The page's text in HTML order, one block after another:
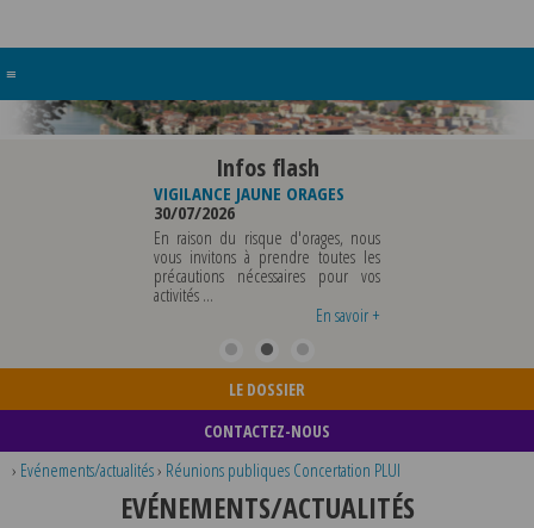
≡
Infos flash
VIGILANCE JAUNE ORAGES
30/07/2026
En raison du risque d'orages, nous
vous invitons à prendre toutes les
précautions nécessaires pour vos
activités ...
En savoir +
29/07/2026
Météo-France a
département du
vigilance jaune ...
LE DOSSIER
CONTACTEZ-NOUS
› Evénements/actualités› Réunions publiques Concertation PLUI
EVÉNEMENTS/ACTUALITÉS